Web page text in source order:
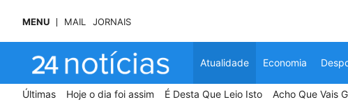
MENU MAIL JORNAIS
Atualidade Economia
Últimas Hoje o dia foi assim É Desta Que Leio Isto Acho Que Vais